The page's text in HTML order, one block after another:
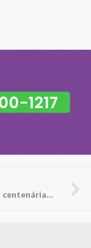
Câmara entregará Medalha para centenárias Doralice e Rosália